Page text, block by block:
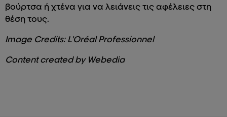
βούρτσα ή χτένα για να λειάνεις τις αφέλειες στη
θέση τους.
Image Credits: L'Oréal Professionnel
Content created by Webedia